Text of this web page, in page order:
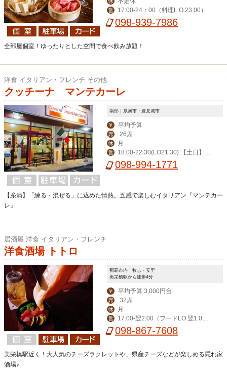
営 17:00-24：00（料理L.O.23:00）
098-939-7986
全部屋個室！ゆったりとした空間で食べ飲み放題！
洋食 イタリアン・フレンチ その他
クッチーナ マンテカーレ
南部｜糸満市・豊見城市
￥ 平均予算
席 26席
休 月
営
18:00-22:30(LO21:30) 【土日】 1
2:00-15:00(LO14:00) 18:00-22:30(LO
098-994-1771
【糸満】「練る・混ぜる」に込めた情熱。五感で楽しむイタリアン『マンテカー
レ』
居酒屋 洋食 イタリアン・フレンチ
洋食酒場 トトロ
那覇市内｜牧志・安里
美栄橋駅から徒歩4分
￥ 平均予算 3,000円台
席 32席
休 月
営
17:00-翌2:00（フードLO 翌1:0
0）098-867-7608
美栄橋駅近く！大人気のチーズラクレットや、県産チーズなどが楽しめる隠れ家
酒場♪